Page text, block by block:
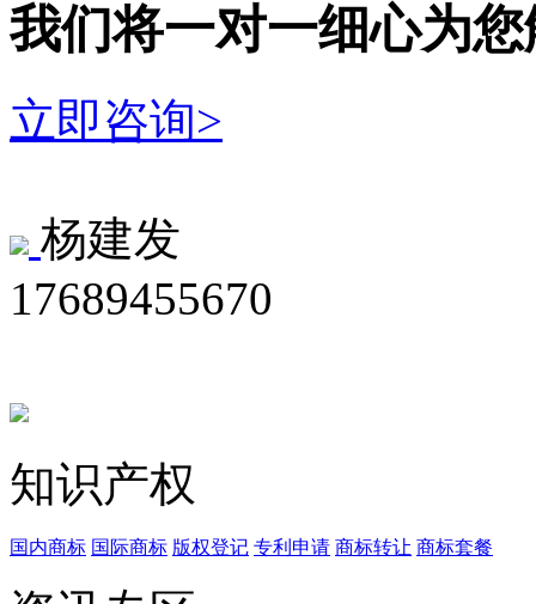
我们将一对一细心为
立即咨询>
杨建发
17689455670
知识产权
国内商标 国际商标 版权登记 专利申请 商标转让 商标套餐